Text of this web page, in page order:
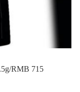
RMB 715